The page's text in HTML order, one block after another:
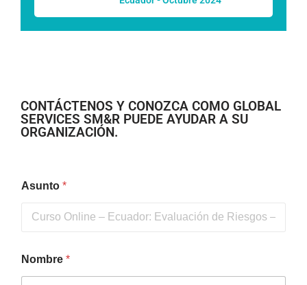
CONTÁCTENOS Y CONOZCA COMO GLOBAL
SERVICES SM&R PUEDE AYUDAR A SU
ORGANIZACIÓN.
Asunto *
Nombre *